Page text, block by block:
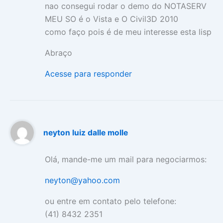
nao consegui rodar o demo do NOTASERV
MEU SO é o Vista e O Civil3D 2010
como faço pois é de meu interesse esta lisp
Abraço
Acesse para responder
neyton luiz dalle molle
Olá, mande-me um mail para negociarmos:
neyton@yahoo.com
ou entre em contato pelo telefone:
(41) 8432 2351